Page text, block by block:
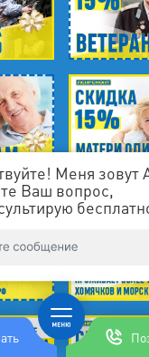
Меня зовут
Ваш вопрос,